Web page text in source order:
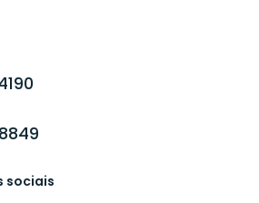
sociais